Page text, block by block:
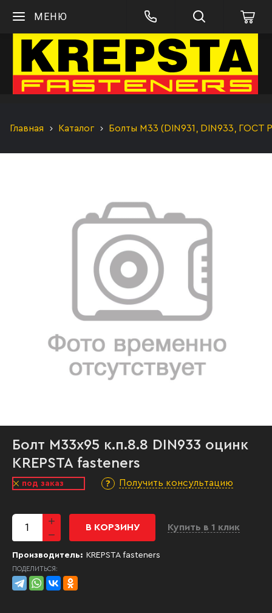
МЕНЮ
Главная Каталог Болты М33 (DIN931, DIN933,
Болт М33х95 к.п.8.8 DIN933 оцинк
KREPSTA fasteners
под заказ Получить консультацию
В КОРЗИНУ Купить в 1 клик
Производитель: KREPSTA fasteners
ПОДЕЛИТЬСЯ: